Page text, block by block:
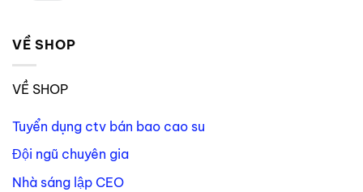
VỀ SHOP
VỀ SHOP
Tuyển dụng ctv bán bao cao su
Đội ngũ chuyên gia
Nhà sáng lập CEO